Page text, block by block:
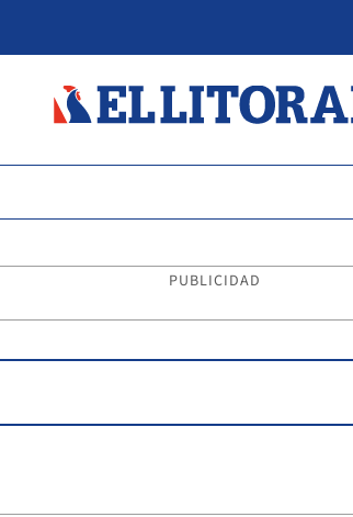
PUBLICIDAD